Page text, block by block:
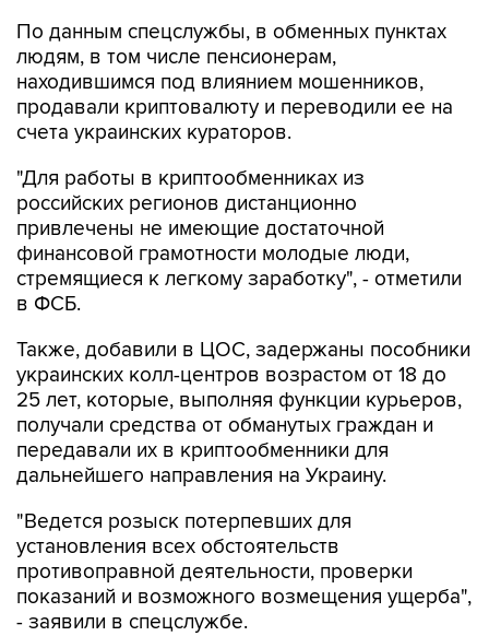
По данным спецслужбы, в обменных пунктах
людям, в том числе пенсионерам,
находившимся под влиянием мошенников,
продавали криптовалюту и переводили ее на
счета украинских кураторов.
"Для работы в криптообменниках из
российских регионов дистанционно
привлечены не имеющие достаточной
финансовой грамотности молодые люди,
стремящиеся к легкому заработку", - отметили
в ФСБ.
Также, добавили в ЦОС, задержаны пособники
украинских колл-центров возрастом от 18 до
25 лет, которые, выполняя функции курьеров,
получали средства от обманутых граждан и
передавали их в криптообменники для
дальнейшего направления на Украину.
"Ведется розыск потерпевших для
установления всех обстоятельств
противоправной деятельности, проверки
показаний и возможного возмещения ущерба",
- заявили в спецслужбе.